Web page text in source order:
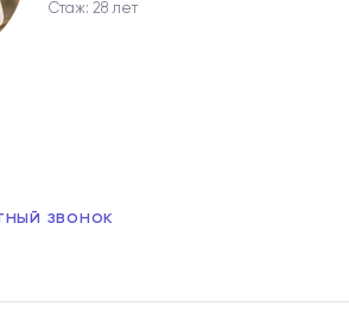
Стаж: 28 лет
звонок